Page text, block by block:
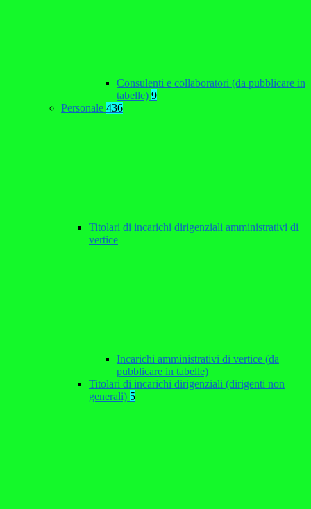
Consulenti e collaboratori (da pubblicare in
tabelle) 9
Personale 436
Titolari di incarichi dirigenziali amministrativi di
vertice
Incarichi amministrativi di vertice (da
pubblicare in tabelle)
Titolari di incarichi dirigenziali (dirigenti non
generali) 5